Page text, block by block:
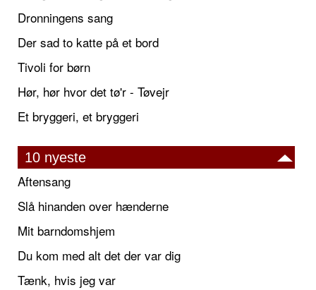
Dronningens sang
Der sad to katte på et bord
Tivoli for børn
Hør, hør hvor det tø'r - Tøvejr
Et bryggeri, et bryggeri
10 nyeste
Aftensang
Slå hinanden over hænderne
Mit barndomshjem
Du kom med alt det der var dig
Tænk, hvis jeg var